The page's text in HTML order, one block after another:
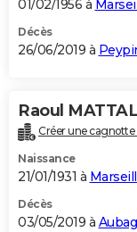
01/02/1956 à
Décès
26/06/2019 à
Raoul
Créer une cagnotte
Naissance
21/01/1931 à
Décès
03/05/2019 à